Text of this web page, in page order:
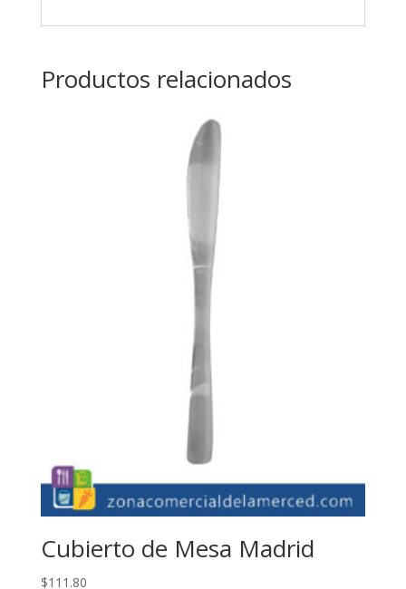
Productos relacionados
Cubierto de Mesa Madrid
$111.80